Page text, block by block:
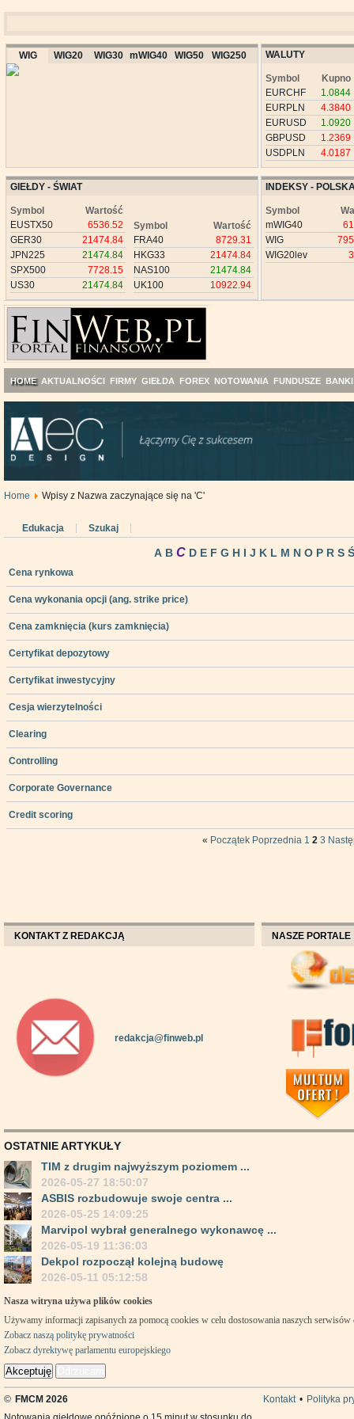
WIG WIG20 WIG30 mWIG40 WIG50 WIG250 WALUTY
Symbol
Kupno
EURCHF
1.0844
EURPLN
4.3840
EURUSD
1.0920
GBPUSD
1.2369
USDPLN
4.0187
GIEŁDY - ŚWIAT
Symbol
Wartość
EUSTX50
6536.52
GER30
21474.84
JPN225
21474.84
SPX500
7728.15
US30
21474.84
Symbol
Wartość
FRA40
8729.31
HKG33
21474.84
NAS100
21474.84
UK100
10922.94
INDEKSY -
Symbol
mWIG40
WIG
WIG20lev
HOME AKTUALNOŚCI FIRMY GIEŁDA FOREX NOTOWANIA FUNDUSZE BANKI
Home Wpisy z Nazwa zaczynające się na 'C'
Edukacja Szukaj
A B C D E F G H I J K L M N O P R S
Cena rynkowa
Cena wykonania opcji (ang. strike price)
Cena zamknięcia (kurs zamknięcia)
Certyfikat depozytowy
Certyfikat inwestycyjny
Cesja wierzytelności
Clearing
Controlling
Corporate Governance
Credit scoring
« Początek Poprzednia 1 2 3
KONTAKT Z REDAKCJĄ
redakcja@finweb.pl
NASZE PORTALE
OSTATNIE ARTYKUŁY
TIM z drugim najwyższym poziomem ...
2026-05-27 18:50:07
ASBIS rozbudowuje swoje centra ...
2026-05-25 14:09:25
Marvipol wybrał generalnego wykonawcę ...
2026-05-19 11:36:03
Dekpol rozpoczął kolejną budowę
2026-05-11 05:12:58
Nasza witryna używa plików cookies
Używamy informacji zapisanych za pomocą cookies w celu dostosowania naszych
Zobacz naszą politykę prywatności
Zobacz dyrektywę parlamentu europejskiego
Akceptuję
© FMCM 2026 Kontakt • Polityka